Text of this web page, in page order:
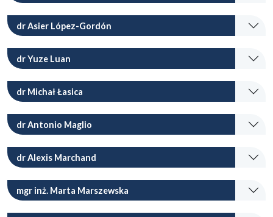
dr Asier López-Gordón
dr Yuze Luan
dr Michał Łasica
dr Antonio Maglio
dr Alexis Marchand
mgr inż. Marta Marszewska